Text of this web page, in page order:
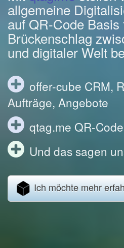
allgemeine
auf QR-Code Basis
Brückenschlag
und digitaler Welt
offer-cube CRM,
Aufträge, Angebote
qtag.me QR-
Und das sagen
Ich möchte mehr